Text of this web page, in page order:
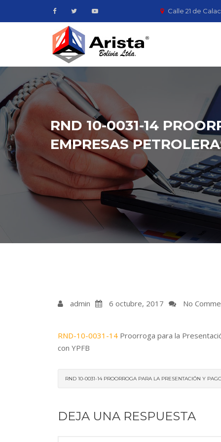
Calle 21 de
RND 10-0031-14
EMPRESAS
admin 6 octubre, 2017 No
RND-10-0031-14 Proorroga para la
con YPFB
RND 10-0031-14 PROORROGA PARA LA PRESENTACIÓN Y
DEJA UNA RESPUESTA